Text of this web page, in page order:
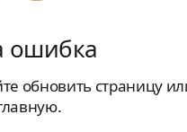
ошибка
обновить страницу